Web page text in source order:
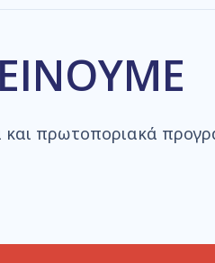
πρωτοποριακά